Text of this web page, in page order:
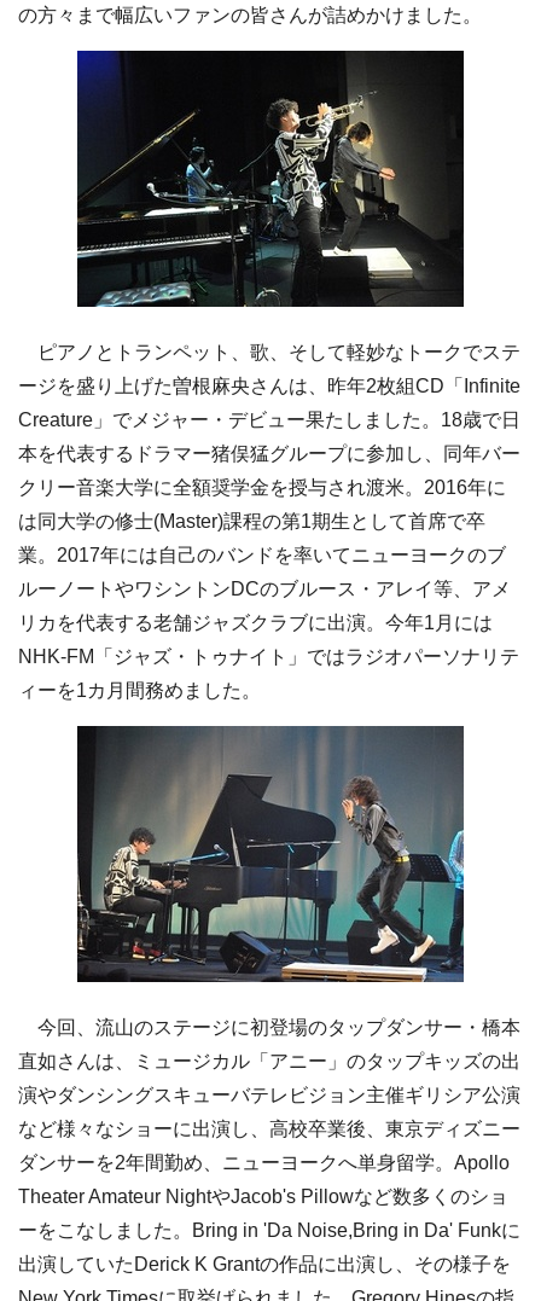
の方々まで幅広いファンの皆さんが詰めかけました。
ピアノとトランペット、歌、そして軽妙なトークでステ
ージを盛り上げた曽根麻央さんは、昨年2枚組CD「Infinite
Creature」でメジャー・デビュー果たしました。18歳で日
本を代表するドラマー猪俣猛グループに参加し、同年バー
クリー音楽大学に全額奨学金を授与され渡米。2016年に
は同大学の修士(Master)課程の第1期生として首席で卒
業。2017年には自己のバンドを率いてニューヨークのブ
ルーノートやワシントンDCのブルース・アレイ等、アメ
リカを代表する老舗ジャズクラブに出演。今年1月には
NHK-FM「ジャズ・トゥナイト」ではラジオパーソナリテ
ィーを1カ月間務めました。
今回、流山のステージに初登場のタップダンサー・橋本
直如さんは、ミュージカル「アニー」のタップキッズの出
演やダンシングスキューバテレビジョン主催ギリシア公演
など様々なショーに出演し、高校卒業後、東京ディズニー
ダンサーを2年間勤め、ニューヨークへ単身留学。Apollo
Theater Amateur NightやJacob's Pillowなど数多くのショ
ーをこなしました。Bring in 'Da Noise,Bring in Da' Funkに
出演していたDerick K Grantの作品に出演し、その様子を